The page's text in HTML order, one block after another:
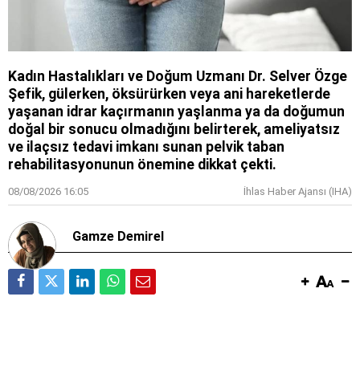
Kadın Hastalıkları ve Doğum Uzmanı Dr. Selver Özge
Şefik, gülerken, öksürürken veya ani hareketlerde
yaşanan idrar kaçırmanın yaşlanma ya da doğumun
doğal bir sonucu olmadığını belirterek, ameliyatsız
ve ilaçsız tedavi imkanı sunan pelvik taban
rehabilitasyonunun önemine dikkat çekti.
08/08/2026 16:05 İhlas Haber Ajansı (IHA)
Gamze Demirel